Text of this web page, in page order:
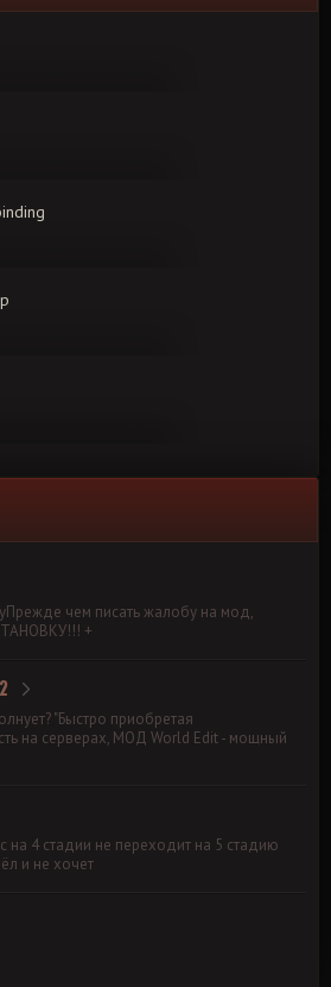
чем писать жалобу на мод,
+
"Быстро приобретая
на серверах, МОД World Edit - мощный
на 4 стадии не переходит на 5 стадию
и не хочет